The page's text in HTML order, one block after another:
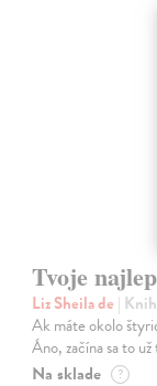
Tvoje
Liz Sheila de |
Ak máte okolo
Áno, začína sa to už
Na sklade ?